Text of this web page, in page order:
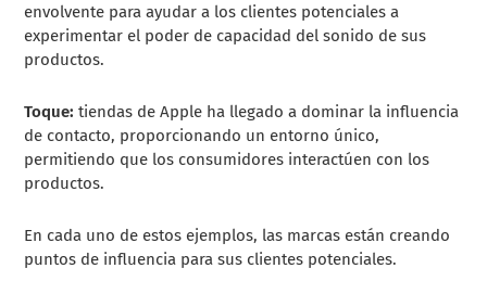
envolvente para ayudar a los clientes potenciales a
experimentar el poder de capacidad del sonido de sus
productos.
Toque: tiendas de Apple ha llegado a dominar la influencia
de contacto, proporcionando un entorno único,
permitiendo que los consumidores interactúen con los
productos.
En cada uno de estos ejemplos, las marcas están creando
puntos de influencia para sus clientes potenciales.